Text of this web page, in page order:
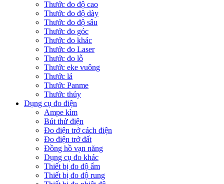
Thước đo độ cao
Thước đo độ dày
Thước đo độ sâu
Thước đo góc
Thước đo khác
Thước đo Laser
Thước đo lỗ
Thước eke vuông
Thước lá
Thước Panme
Thước thủy
Dụng cụ đo điện
Ampe kìm
Bút thử điện
Đo điện trở cách điện
Đo điện trở đất
Đồng hồ vạn năng
Dụng cụ đo khác
Thiết bị đo độ ẩm
Thiết bị đo độ rung